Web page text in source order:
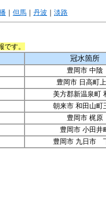
｜ 但馬 ｜ 丹波 ｜ 淡路
す。
冠水箇所
豊岡市 中陰
豊岡市 日高町
美方郡新温泉町
朝来市 和田山町
豊岡市 梶原
豊岡市 小田井
豊岡市 九日市